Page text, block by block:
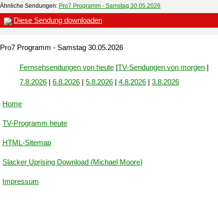
Ähnliche Sendungen: Pro7 Programm - Samstag 30.05.2026
Diese Sendung downloaden
Pro7 Programm - Samstag 30.05.2026
Fernsehsendungen von heute |TV-Sendungen von morgen |
7.8.2026 | 6.8.2026 | 5.8.2026 | 4.8.2026 | 3.8.2026
Home
TV-Programm heute
HTML-Sitemap
Slacker Uprising Download (Michael Moore)
Impressum